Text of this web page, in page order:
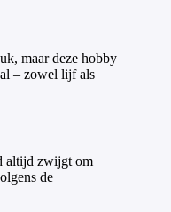
maar deze hobby
– zowel lijf als
altijd zwijgt om
de